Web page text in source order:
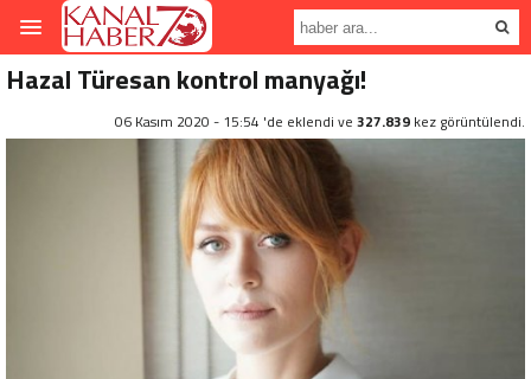
Hazal Türesan kontrol manyağı!
06 Kasım 2020 - 15:54 'de eklendi ve 327.839 kez görüntülendi.